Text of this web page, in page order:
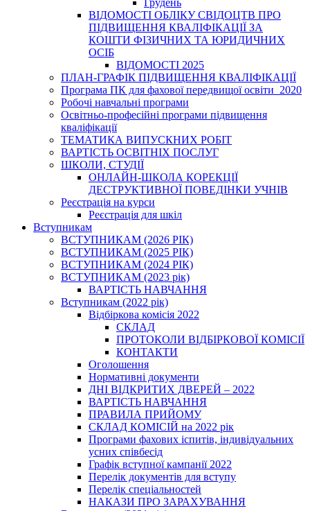
Грудень
ВІДОМОСТІ ОБЛІКУ СВІДОЦТВ ПРО
ПІДВИЩЕННЯ КВАЛІФІКАЦІЇ ЗА
КОШТИ ФІЗИЧНИХ ТА ЮРИДИЧНИХ
ОСІБ
ВІДОМОСТІ 2025
ПЛАН-ГРАФІК ПІДВИЩЕННЯ КВАЛІФІКАЦІЇ
Програма ПК для фахової передвищої освіти_2020
Робочі навчальні програми
Освітньо-професійні програми підвищення
кваліфікації
ТЕМАТИКА ВИПУСКНИХ РОБІТ
ВАРТІСТЬ ОСВІТНІХ ПОСЛУГ
ШКОЛИ, СТУДІЇ
ОНЛАЙН-ШКОЛА КОРЕКЦІЇ
ДЕСТРУКТИВНОЇ ПОВЕДІНКИ УЧНІВ
Реєстрація на курси
Реєстрація для шкіл
Вступникам
ВСТУПНИКАМ (2026 РІК)
ВСТУПНИКАМ (2025 РІК)
ВСТУПНИКАМ (2024 РІК)
ВСТУПНИКАМ (2023 рік)
ВАРТІСТЬ НАВЧАННЯ
Вступникам (2022 рік)
Відбіркова комісія 2022
СКЛАД
ПРОТОКОЛИ ВІДБІРКОВОЇ КОМІСІЇ
КОНТАКТИ
Оголошення
Нормативні документи
ДНІ ВІДКРИТИХ ДВЕРЕЙ – 2022
ВАРТІСТЬ НАВЧАННЯ
ПРАВИЛА ПРИЙОМУ
СКЛАД КОМІСІЙ на 2022 рік
Програми фахових іспитів, індивідуальних
усних співбесід
Графік вступної кампанії 2022
Перелік документів для вступу
Перелік спеціальностей
НАКАЗИ ПРО ЗАРАХУВАННЯ